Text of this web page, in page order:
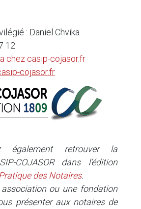
: Daniel Chvika
12
chez casip-cojasor.fr
cojasor.fr
également retrouver la
COJASOR dans l’édition
des Notaires.
ou une fondation
présenter aux notaires de